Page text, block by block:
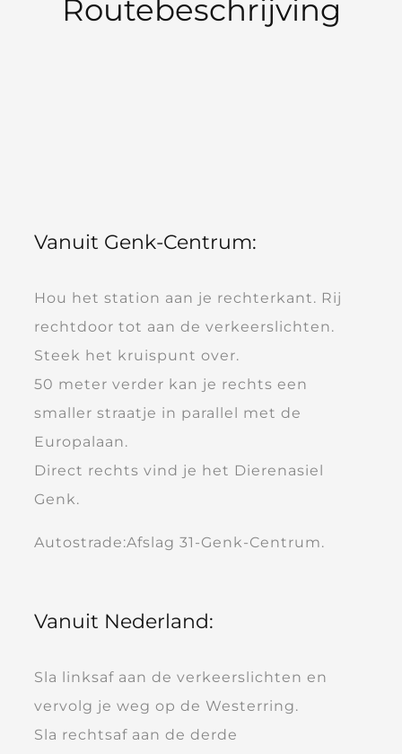
Routebeschrijving
Vanuit Genk-Centrum:
Hou het station aan je rechterkant. Rij
rechtdoor tot aan de verkeerslichten.
Steek het kruispunt over.
50 meter verder kan je rechts een
smaller straatje in parallel met de
Europalaan.
Direct rechts vind je het Dierenasiel
Genk.
Autostrade:Afslag 31-Genk-Centrum.
Vanuit Nederland:
Sla linksaf aan de verkeerslichten en
vervolg je weg op de Westerring.
Sla rechtsaf aan de derde